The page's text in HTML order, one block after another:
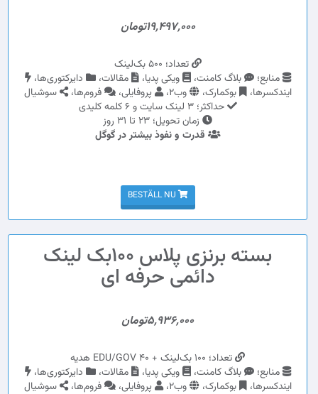
19,497,000تومان
تعداد؛ 500 بک‌لینک
منابع؛
بلاگ کامنت، ویکی پدیا، مقالات،
دایرکتوری‌ها،
ایندکسرها،
بوکمارک، وب2، پروفایلی، فروم‌ها،
سوشیال
حداکثر؛ 3 لینک سایت و 6 کلمه کلیدی
زمان تحویل؛ 23 تا 31 روز
قدرت و نفوذ بیشتر در گوگل
BESTÄLL NU
بسته برنزی پلاس 100بک لینک
دائمی حرفه ای
5,936,000تومان
تعداد؛ 100 بک‌لینک + 40 EDU/GOV هدیه
منابع؛
بلاگ کامنت، ویکی پدیا، مقالات،
دایرکتوری‌ها،
ایندکسرها،
بوکمارک، وب2، پروفایلی، فروم‌ها،
سوشیال